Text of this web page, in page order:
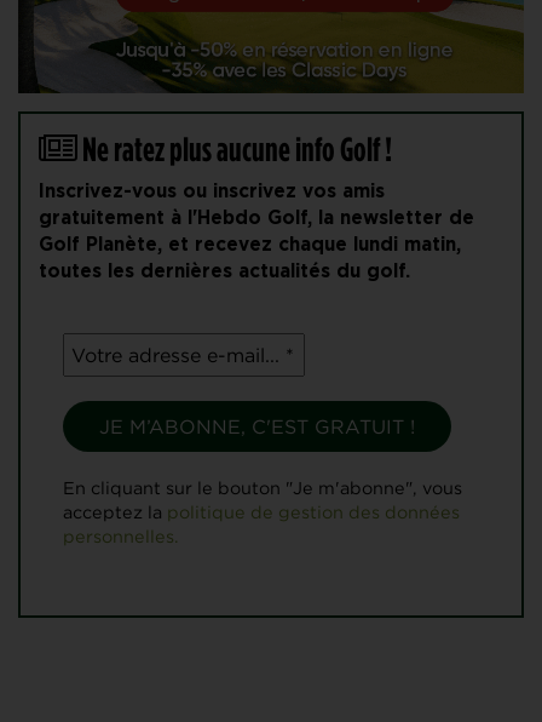
Ne ratez plus aucune info Golf !
Inscrivez-vous ou inscrivez vos amis
gratuitement à l'Hebdo Golf, la newsletter de
Golf Planète, et recevez chaque lundi matin,
toutes les dernières actualités du golf.
En cliquant sur le bouton "Je m'abonne", vous
acceptez la politique de gestion des données
personnelles.